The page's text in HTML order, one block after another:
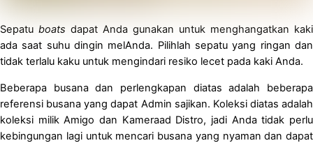
Sepatu boats dapat Anda gunakan untuk menghangatkan kaki
ada saat suhu dingin melAnda. Pilihlah sepatu yang ringan dan
tidak terlalu kaku untuk mengindari resiko lecet pada kaki Anda.
Beberapa busana dan perlengkapan diatas adalah beberapa
referensi busana yang dapat Admin sajikan. Koleksi diatas adalah
koleksi milik Amigo dan Kameraad Distro, jadi Anda tidak perlu
kebingungan lagi untuk mencari busana yang nyaman dan dapat